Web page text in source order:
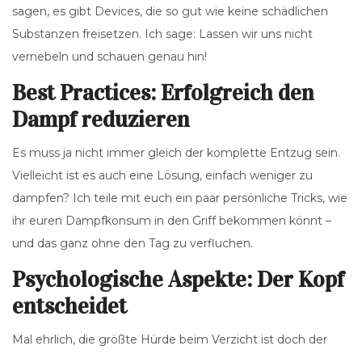
sagen, es gibt Devices, die so gut wie keine schädlichen
Substanzen freisetzen. Ich sage: Lassen wir uns nicht
vernebeln und schauen genau hin!
Best Practices: Erfolgreich den
Dampf reduzieren
Es muss ja nicht immer gleich der komplette Entzug sein.
Vielleicht ist es auch eine Lösung, einfach weniger zu
dampfen? Ich teile mit euch ein paar persönliche Tricks, wie
ihr euren Dampfkonsum in den Griff bekommen könnt –
und das ganz ohne den Tag zu verfluchen.
Psychologische Aspekte: Der Kopf
entscheidet
Mal ehrlich, die größte Hürde beim Verzicht ist doch der